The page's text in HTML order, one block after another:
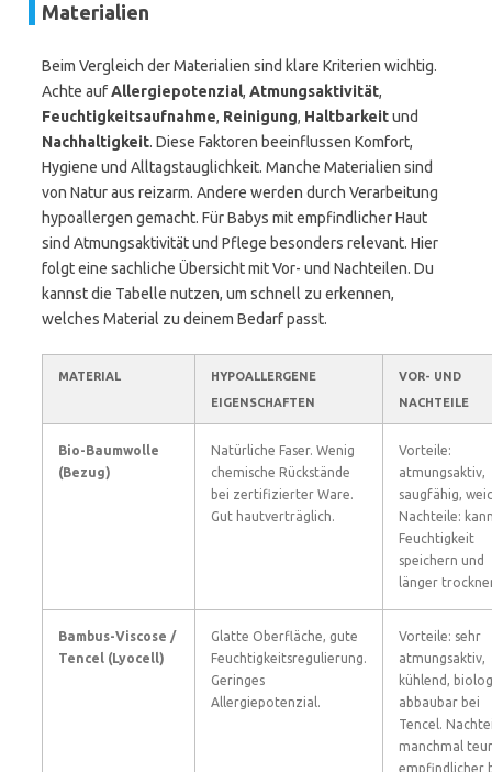
Materialien
Beim Vergleich der Materialien sind klare Kriterien wichtig.
Achte aufAllergiepotenzial, Atmungsaktivität,
Feuchtigkeitsaufnahme, Reinigung, Haltbarkeitund
Nachhaltigkeit. Diese Faktoren beeinflussen Komfort,
Hygiene und Alltagstauglichkeit. Manche Materialien sind
von Natur aus reizarm. Andere werden durch Verarbeitung
hypoallergen gemacht. Für Babys mit empfindlicher Haut
sind Atmungsaktivität und Pflege besonders relevant. Hier
folgt eine sachliche Übersicht mit Vor- und Nachteilen. Du
kannst die Tabelle nutzen, um schnell zu erkennen,
welches Material zu deinem Bedarf passt.
MATERIAL
HYPOALLERGENE
EIGENSCHAFTEN
VOR- UND
NACHTEILE
Bio-Baumwolle
(Bezug)
Natürliche Faser. Wenig
chemische Rückstände
bei zertifizierter Ware.
Gut hautverträglich.
Vorteile:
atmungsaktiv,
saugfähig,
Nachteile:
Feuchtigkeit
speichern und
länger
Bambus-Viscose /
Tencel (Lyocell)
Glatte Oberfläche, gute
Feuchtigkeitsregulierung.
Geringes
Allergiepotenzial.
Vorteile: sehr
atmungsaktiv,
kühlend,
abbaubar bei
Tencel.
manchmal
empfindlicher